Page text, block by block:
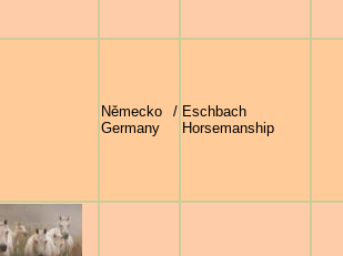
Německo /
Germany
Eschbach
Horsemanship